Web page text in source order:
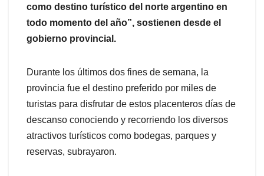
como destino turístico del norte argentino en
todo momento del año”, sostienen desde el
gobierno provincial.
Durante los últimos dos fines de semana, la
provincia fue el destino preferido por miles de
turistas para disfrutar de estos placenteros días de
descanso conociendo y recorriendo los diversos
atractivos turísticos como bodegas, parques y
reservas, subrayaron.